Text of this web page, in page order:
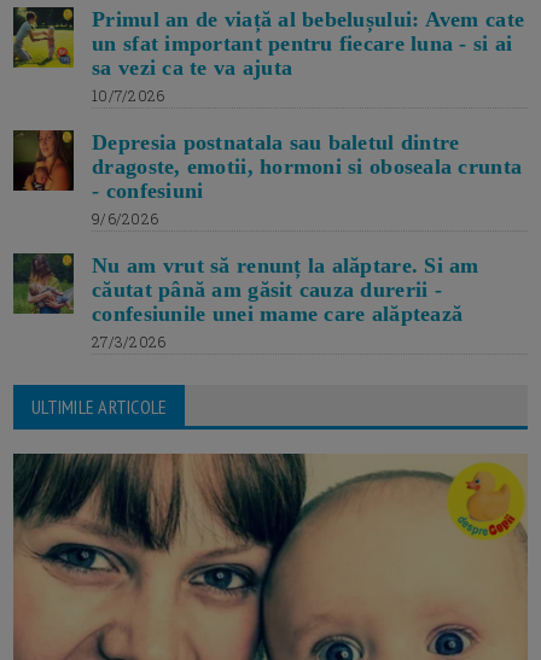
Primul an de viață al bebelușului: Avem cate
un sfat important pentru fiecare luna - si ai
sa vezi ca te va ajuta
10/7/2026
Depresia postnatala sau baletul dintre
dragoste, emotii, hormoni si oboseala crunta
- confesiuni
9/6/2026
Nu am vrut să renunț la alăptare. Si am
căutat până am găsit cauza durerii -
confesiunile unei mame care alăptează
27/3/2026
ULTIMILE ARTICOLE